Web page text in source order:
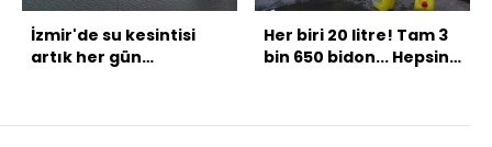
İzmir'de su kesintisi
artık her gün
Her biri 20 litre! Tam 3
bin 650 bidon... Hepsine